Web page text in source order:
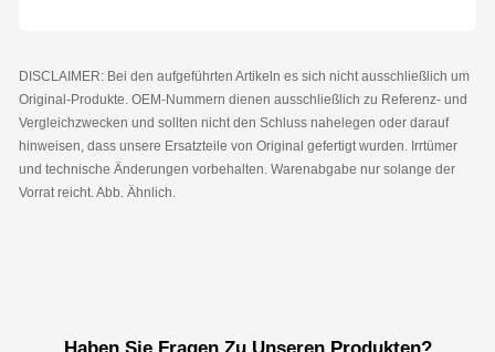
DISCLAIMER: Bei den aufgeführten Artikeln es sich nicht ausschließlich um
Original-Produkte. OEM-Nummern dienen ausschließlich zu Referenz- und
Vergleichzwecken und sollten nicht den Schluss nahelegen oder darauf
hinweisen, dass unsere Ersatzteile von Original gefertigt wurden. Irrtümer
und technische Änderungen vorbehalten. Warenabgabe nur solange der
Vorrat reicht. Abb. Ähnlich.